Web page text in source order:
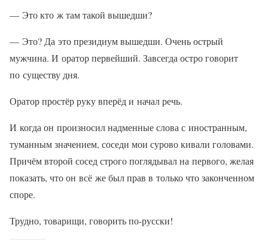
— Это кто ж там такой вышедши?
— Это? Да это президиум вышедши. Очень острый
мужчина. И оратор первейший. Завсегда остро говорит
по существу дня.
Оратор простёр руку вперёд и начал речь.
И когда он произносил надменные слова с иностранным,
туманным значением, соседи мои сурово кивали головами.
Причём второй сосед строго поглядывал на первого, желая
показать, что он всё же был прав в только что законченном
споре.
Трудно, товарищи, говорить по-русски!